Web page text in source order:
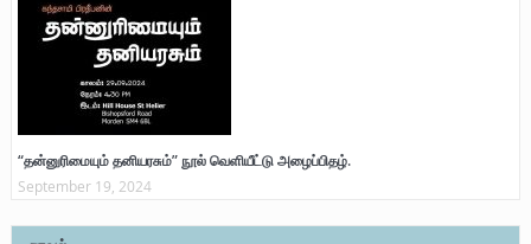
“தன்னுரிமையும் தனியரசும்” நூல் வெளியீட்டு அழைப்பிதழ்.
September 19, 2024